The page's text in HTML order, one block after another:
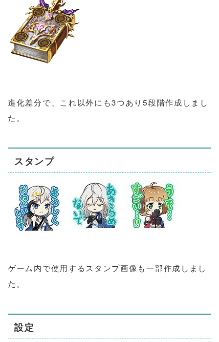
進化差分で、これ以外にも3つあり5段階作成しまし
た。
スタンプ
ゲーム内で使用するスタンプ画像も一部作成しまし
た。
設定